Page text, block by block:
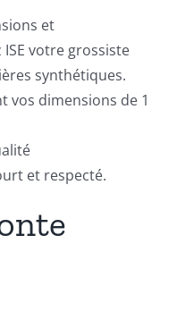
et
votre grossiste
synthétiques.
vos dimensions de 1
et respecté.